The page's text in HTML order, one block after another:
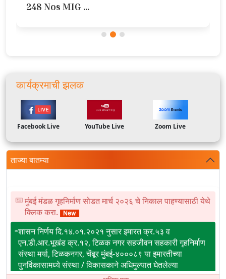
248 Nos MIG ...
कार्यक्रमाची झलक
Facebook Live YouTube Live Zoom Live
ताज्या बातम्या
मुंबई मंडळ गृहनिर्माण सोडत मार्च २०२६ चे निकाल पाहण्यासाठी येथे
क्लिक करा.
शासन निर्णय दि.१४.०१.२०२१ नुसार इमारत क्र.५३ व
एन.डी.आर.भूखंड क्र.१२, टिळक नगर सहजीवन सहकारी गृहनिर्माण
संस्था मर्या, टिळकनगर, चेंबूर मुंबई-४०००८९ या इमारतीच्या
पुनर्विकासामध्ये संस्था / विकासकाने अधिमुल्यात घेतलेल्या
सवलतीबाबत.